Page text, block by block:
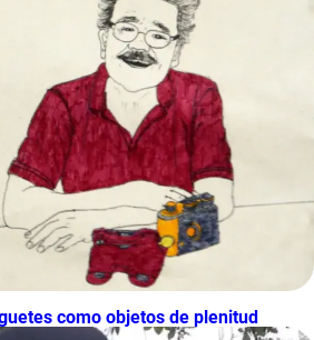
como objetos de plenitud